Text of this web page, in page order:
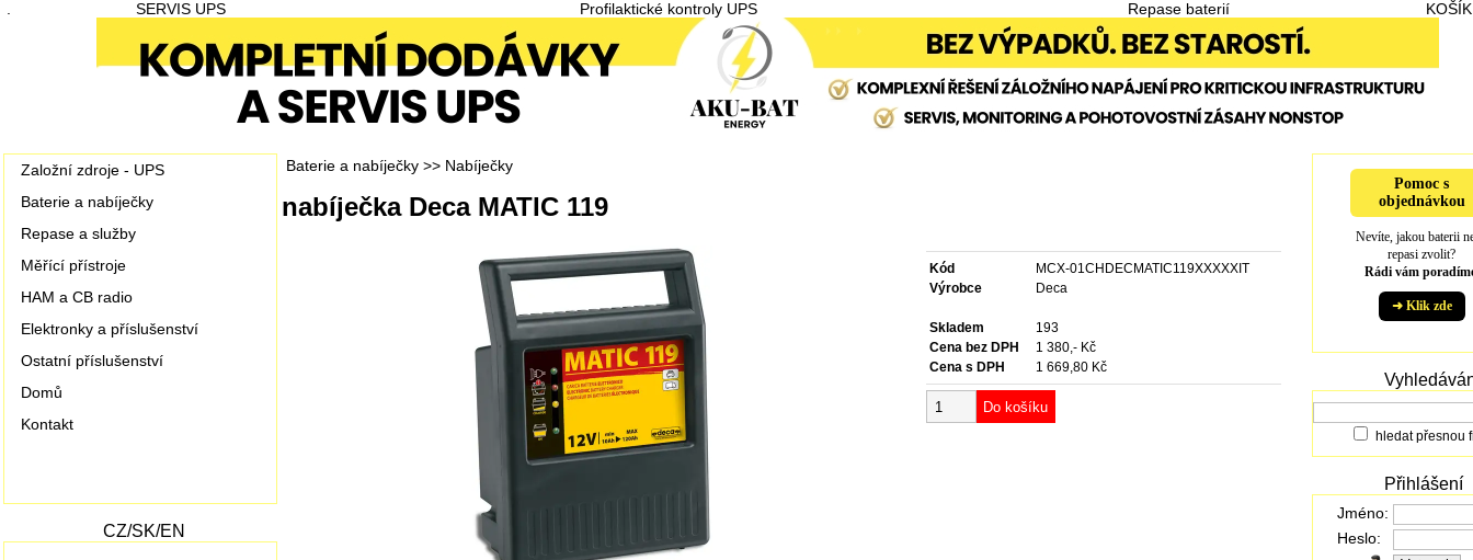
SERVIS UPS Profilaktické kontroly UPS Repase baterií KOŠÍK
Založní zdroje - UPS
Baterie a nabíječky
Repase a služby
Měřící přístroje
HAM a CB radio
Elektronky a příslušenství
Ostatní příslušenství
Domů
Kontakt
CZ/SK/EN
Baterie a nabíječky>> Nabíječky
nabíječka Deca MATIC 119
Kód
MCX-01CHDECMATIC119XXXXXIT
Výrobce
Deca
Skladem
193
Cena bez DPH
1 380,- Kč
Cena s DPH
1 669,80 Kč
Do košíku
Pomoc s
objednávkou
Nevíte, jakou baterii
repasi zvolit?
Rádi vám
➜ Klik zde
hledat přesnou
Přihlášení
Jméno:
Heslo: